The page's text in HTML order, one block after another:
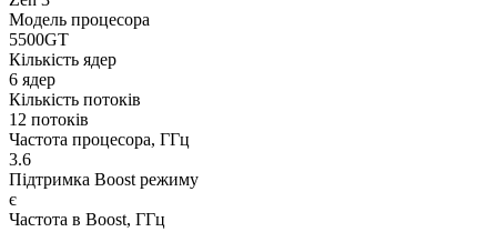
Модель процесора
5500GT
Кількість ядер
6 ядер
Кількість потоків
12 потоків
Частота процесора, ГГц
3.6
Підтримка Boost режиму
є
Частота в Boost, ГГц